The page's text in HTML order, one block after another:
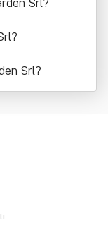
Srl?
?
Srl?